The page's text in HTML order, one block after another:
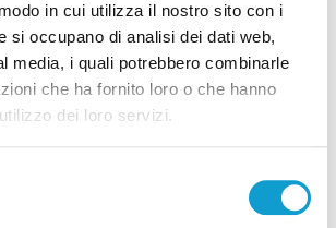
in cui utilizza il nostro sito con i
si occupano di analisi dei dati web,
media, i quali potrebbero combinarle
che ha fornito loro o che hanno
dei loro servizi.